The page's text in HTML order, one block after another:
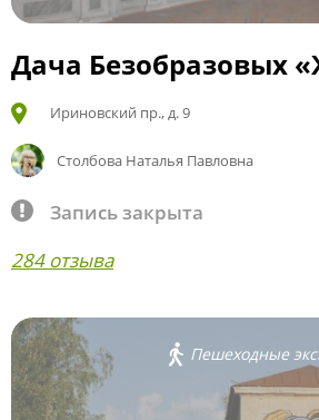
Дача Безобразовых
Ириновский пр., д. 9
Столбова Наталья Павловна
Запись закрыта
284 отзыва
Пешеходные